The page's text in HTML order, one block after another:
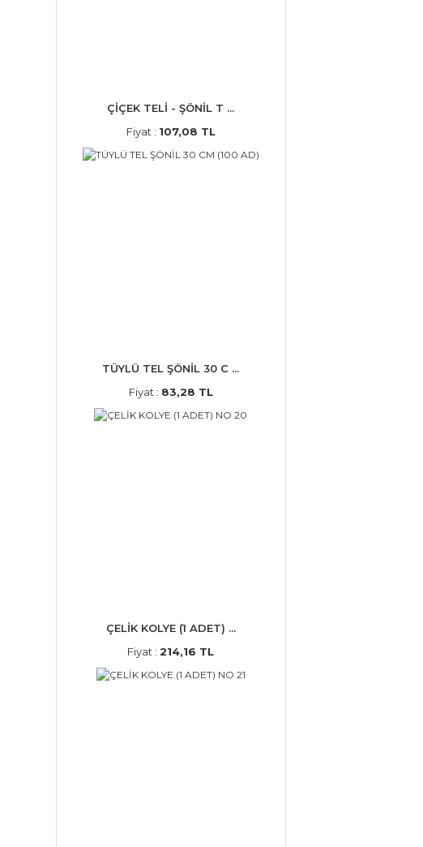
ÇİÇEK TELİ - ŞÖNİL T ...
Fiyat : 107,08 TL
TÜYLÜ TEL ŞÖNİL 30 C ...
Fiyat : 83,28 TL
ÇELİK KOLYE (1 ADET) ...
Fiyat :214,16 TL